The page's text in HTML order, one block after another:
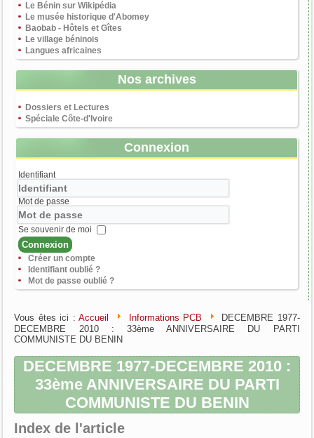
Le Bénin sur Wikipédia
Le musée historique d'Abomey
Baobab - Hôtels et Gîtes
Le village béninois
Langues africaines
Nos archives
Dossiers et Lectures
Spéciale Côte-d'Ivoire
Connexion
Identifiant
Mot de passe
Se souvenir de moi
Connexion
Créer un compte
Identifiant oublié ?
Mot de passe oublié ?
Vous êtes ici :Accueil Informations PCB
DECEMBRE 1977-
DECEMBRE 2010 : 33ème ANNIVERSAIRE DU PARTI
COMMUNISTE DU BENIN
DECEMBRE 1977-DECEMBRE 2010 :
33ème ANNIVERSAIRE DU PARTI
COMMUNISTE DU BENIN
Index de l'article